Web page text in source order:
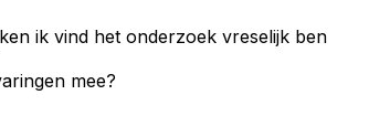
ik vind het onderzoek vreselijk ben
mee?